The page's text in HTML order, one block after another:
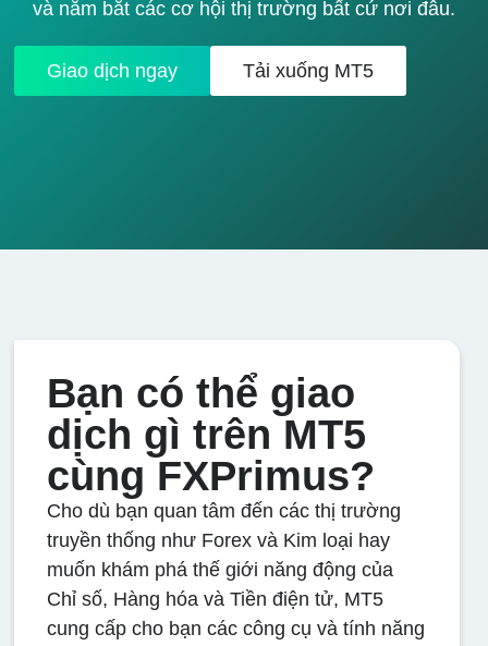
và nắm bắt các cơ hội thị trường bất cứ nơi đâu.
Giao dịch ngay Tải xuống MT5
Bạn có thể giao
dịch gì trên MT5
cùng FXPrimus?
Cho dù bạn quan tâm đến các thị trường
truyền thống như Forex và Kim loại hay
muốn khám phá thế giới năng động của
Chỉ số, Hàng hóa và Tiền điện tử, MT5
cung cấp cho bạn các công cụ và tính năng